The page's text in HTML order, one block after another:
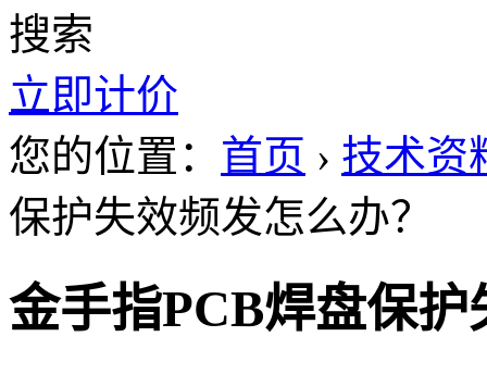
搜索
立即计价
您的位置： 首页 › 技术资
保护失效频发怎么办？
金手指PCB焊盘保